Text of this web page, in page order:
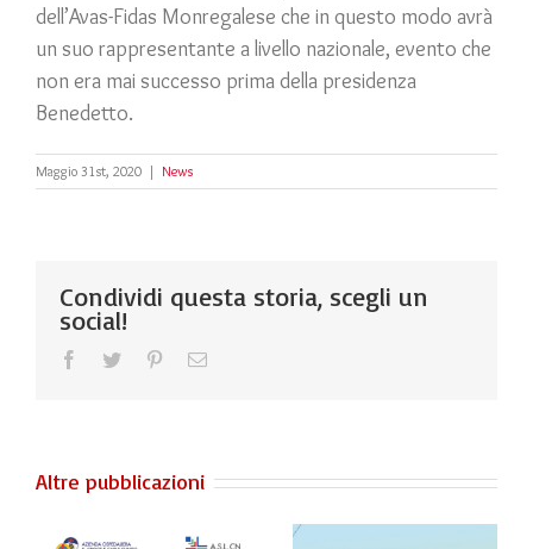
dell’Avas-Fidas Monregalese che in questo modo avrà
un suo rappresentante a livello nazionale, evento che
non era mai successo prima della presidenza
Benedetto.
Maggio 31st, 2020 | News
Condividi questa storia, scegli un
social!
Facebook
Twitter PinterestEmail
Altre pubblicazioni
Fidas